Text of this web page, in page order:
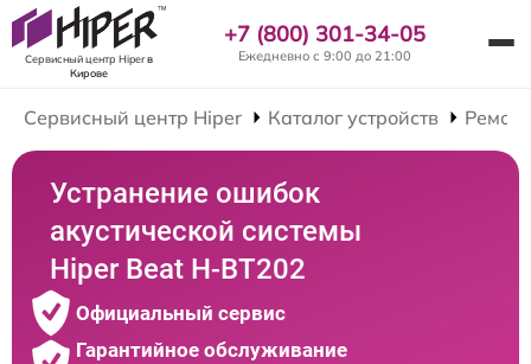
Сервисный центр Hiperв
Кирове
+7 (800) 301-34-05
Ежедневно с 9:00 до 21:00
Сервисный центр Hiper Каталог устройств
Устранение ошибок
акустической системы
Hiper Beat H-BT202
Официальный сервис
Гарантийное обслуживание